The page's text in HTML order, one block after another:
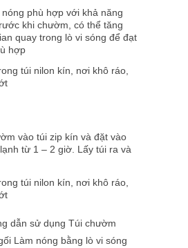
phù hợp với khả năng
khi chườm, có thể tăng
quay trong lò vi sóng để đạt
hợp
túi nilon kín, nơi khô ráo,
vào túi zip kín và đặt vào
từ 1 – 2 giờ. Lấy túi ra và
túi nilon kín, nơi khô ráo,
dẫn sử dụng Túi chườm
Làm nóng bằng lò vi sóng